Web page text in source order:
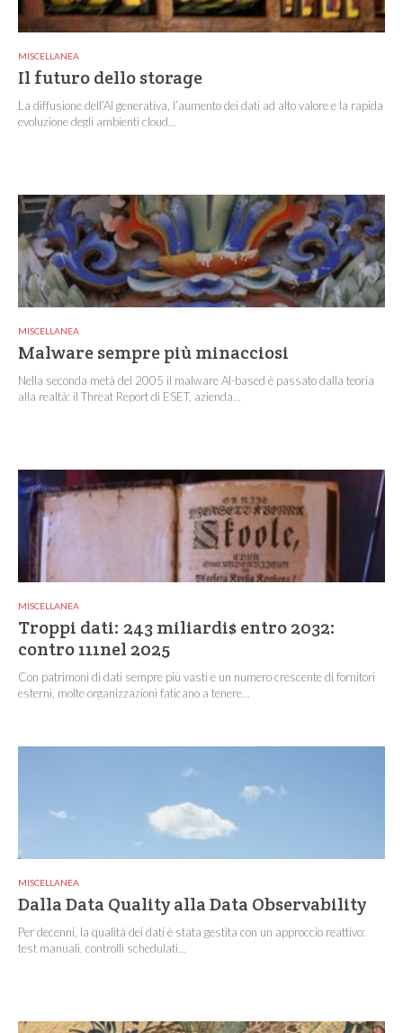
MISCELLANEA
Il futuro dello storage
La diffusione dell’AI generativa, l’aumento dei dati ad alto valore e la rapida
evoluzione degli ambienti cloud...
MISCELLANEA
Malware sempre più minacciosi
Nella seconda metà del 2005 il malware AI-based è passato dalla teoria
alla realtà: il Threat Report di ESET, azienda...
MISCELLANEA
Troppi dati: 243 miliardi$ entro 2032:
contro 111nel 2025
Con patrimoni di dati sempre più vasti e un numero crescente di fornitori
esterni, molte organizzazioni faticano a tenere...
MISCELLANEA
Dalla Data Quality alla Data Observability
Per decenni, la qualità dei dati è stata gestita con un approccio reattivo:
test manuali, controlli schedulati...